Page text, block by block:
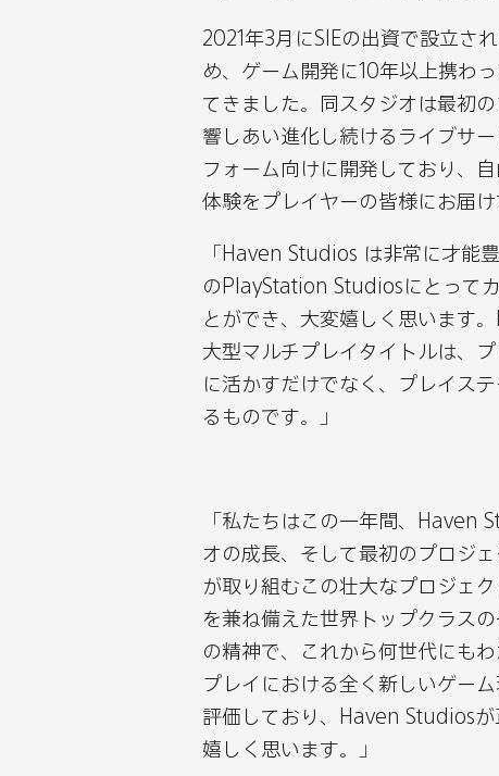
ン
タ
テ
イ
ン
メ
ン
ト、
カ
ナ
ー
ム
開
発
ス
タ
ジ
オ
ン
タ
テ
イ
ン
メ
ン
ト、
カ
ナ
ダ
ー
ム
開
発
ス
タ
ジ
オ
ン
タ
テ
イ
ン
メ
ン
ト、
カ
ナ
ダ
ー
ム
開
発
ス
タ
ジ
ン
タ
テ
イ
ン
メ
ン
カ
ナ
ダ
ー
ム
開
発
ス
タ
ジ
2021年3月にSIEの出資で設立さ
め、ゲーム開発に10年以上携わ
てきました。同スタジオは最初
響しあい進化し続けるライブサ
フォーム向けに開発しており、
体験をプレイヤーの皆様にお届
「Haven Studios は非常に才能
のPlayStation Studiosにとって
とができ、大変嬉しく思います
大型マルチプレイタイトルは、
に活かすだけでなく、プレイス
るものです。」
「私たちはこの一年間、Haven
オの成長、そして最初のプロジ
が取り組むこの壮大なプロジェ
を兼ね備えた世界トップクラス
の精神で、これから何世代にも
プレイにおける全く新しいゲー
評価しており、Haven Studios
嬉しく思います。」